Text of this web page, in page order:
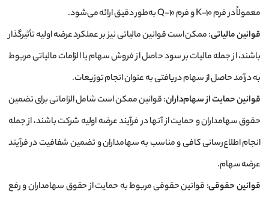
معمولاً در فرم 10-K و فرم 10-Q به‌طور دقیق ارائه می‌شود.
قوانین مالیاتی: ممکن است قوانین مالیاتی نیز بر عملکرد عرضه اولیه تأثیرگذار
باشند، از جمله مالیات بر سود حاصل از فروش سهام یا الزامات مالیاتی مربوط
به درآمد حاصل از سهام دریافتی به عنوان انجام توزیعات.
قوانین حمایت از سهام‌داران: قوانین ممکن است شامل الزاماتی برای تضمین
حقوق سهامداران و حمایت از آنها در فرآیند عرضه اولیه شرکت باشند، از جمله
انجام اطلاع‌رسانی کافی و مناسب به سهامداران و تضمین شفافیت در فرآیند
عرضه سهام.
قوانین حقوقی: قوانین حقوقی مربوط به حمایت از حقوق سهامداران و رفع